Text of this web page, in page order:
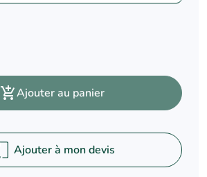
Ajouter au panier
Ajouter à mon devis